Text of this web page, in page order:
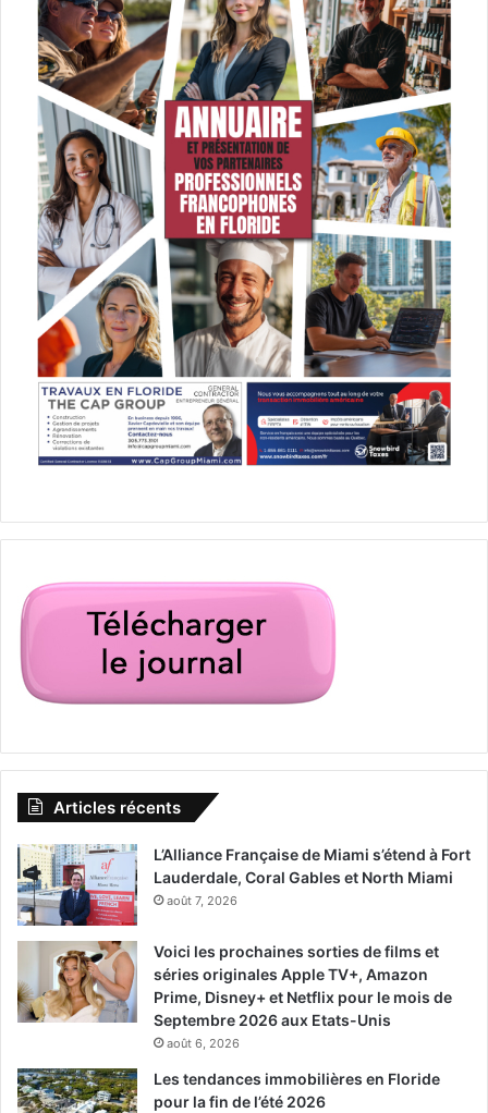
Articles récents
L’Alliance Française de Miami s’étend à Fort
Lauderdale, Coral Gables et North Miami
août 7, 2026
Voici les prochaines sorties de films et
séries originales Apple TV+, Amazon
Prime, Disney+ et Netflix pour le mois de
Septembre 2026 aux Etats-Unis
août 6, 2026
Les tendances immobilières en Floride
pour la fin de l’été 2026